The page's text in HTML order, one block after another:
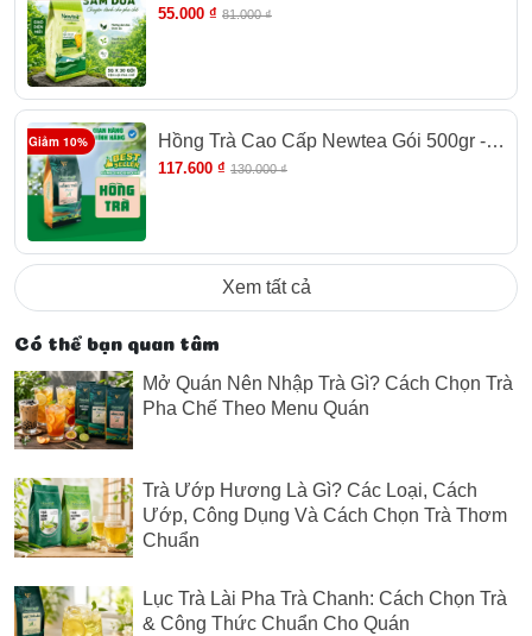
Newtea 150g (30 Gói)
55.000 ₫ 81.000 ₫
Giảm 10%
Hồng Trà Cao Cấp Newtea Gói 500gr -
Chuyên Pha Chế Hồng Trà Long Nhãn,
117.600 ₫ 130.000 ₫
Xem tất cả
Có thể bạn quan tâm
Mở Quán Nên Nhập Trà Gì? Cách Chọn Trà
Pha Chế Theo Menu Quán
Trà Ướp Hương Là Gì? Các Loại, Cách
Ướp, Công Dụng Và Cách Chọn Trà Thơm
Chuẩn
Lục Trà Lài Pha Trà Chanh: Cách Chọn Trà
& Công Thức Chuẩn Cho Quán